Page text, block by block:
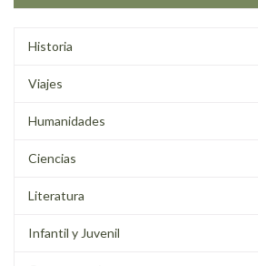
Historia
Viajes
Humanidades
Ciencias
Literatura
Infantil y Juvenil